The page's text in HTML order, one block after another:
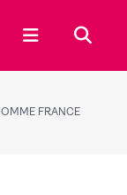
Ouvrir le
FRANCE